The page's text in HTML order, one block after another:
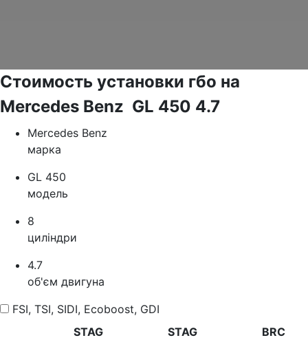
Стоимость установки гбо на
Mercedes Benz GL 450 4.7
Mercedes Benz
марка
GL 450
модель
8
циліндри
4.7
об'єм двигуна
FSI, TSI, SIDI, Ecoboost, GDI
STAG
STAG
BRC